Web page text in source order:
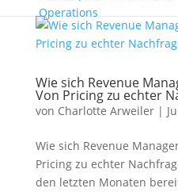
Wie sich Revenue
Von Pricing zu echter
von Charlotte Arweiler|
Wie sich Revenue
Pricing zu echter
den letzten Monaten